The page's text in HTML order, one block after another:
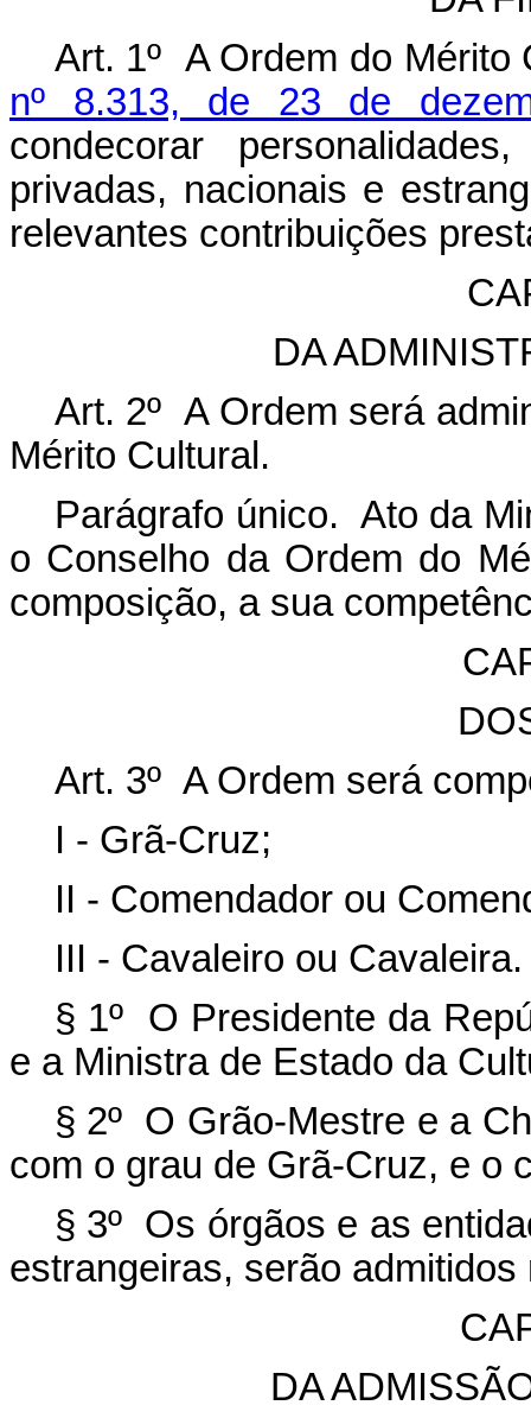
Art. 1º A Ordem do
nº 8.313, de 23 de
condecorar
privadas, nacionais e
relevantes contribuições
DA
Art. 2º A Ordem será
Mérito Cultural.
Parágrafo único. Ato da
o Conselho da Ordem do
composição, a sua
Art. 3º A Ordem será
I - Grã-Cruz;
II - Comendador ou
III - Cavaleiro ou Cavaleira.
§ 1º O Presidente da
e a Ministra de Estado da
§ 2º O Grão-Mestre e a
com o grau de Grã-Cruz, e o
§ 3º Os órgãos e as
estrangeiras, serão
DA